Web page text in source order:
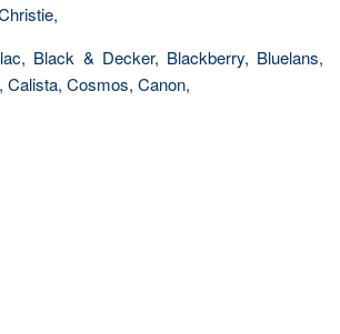
Black & Decker, Blackberry, Bluelans,
Calista, Cosmos, Canon,